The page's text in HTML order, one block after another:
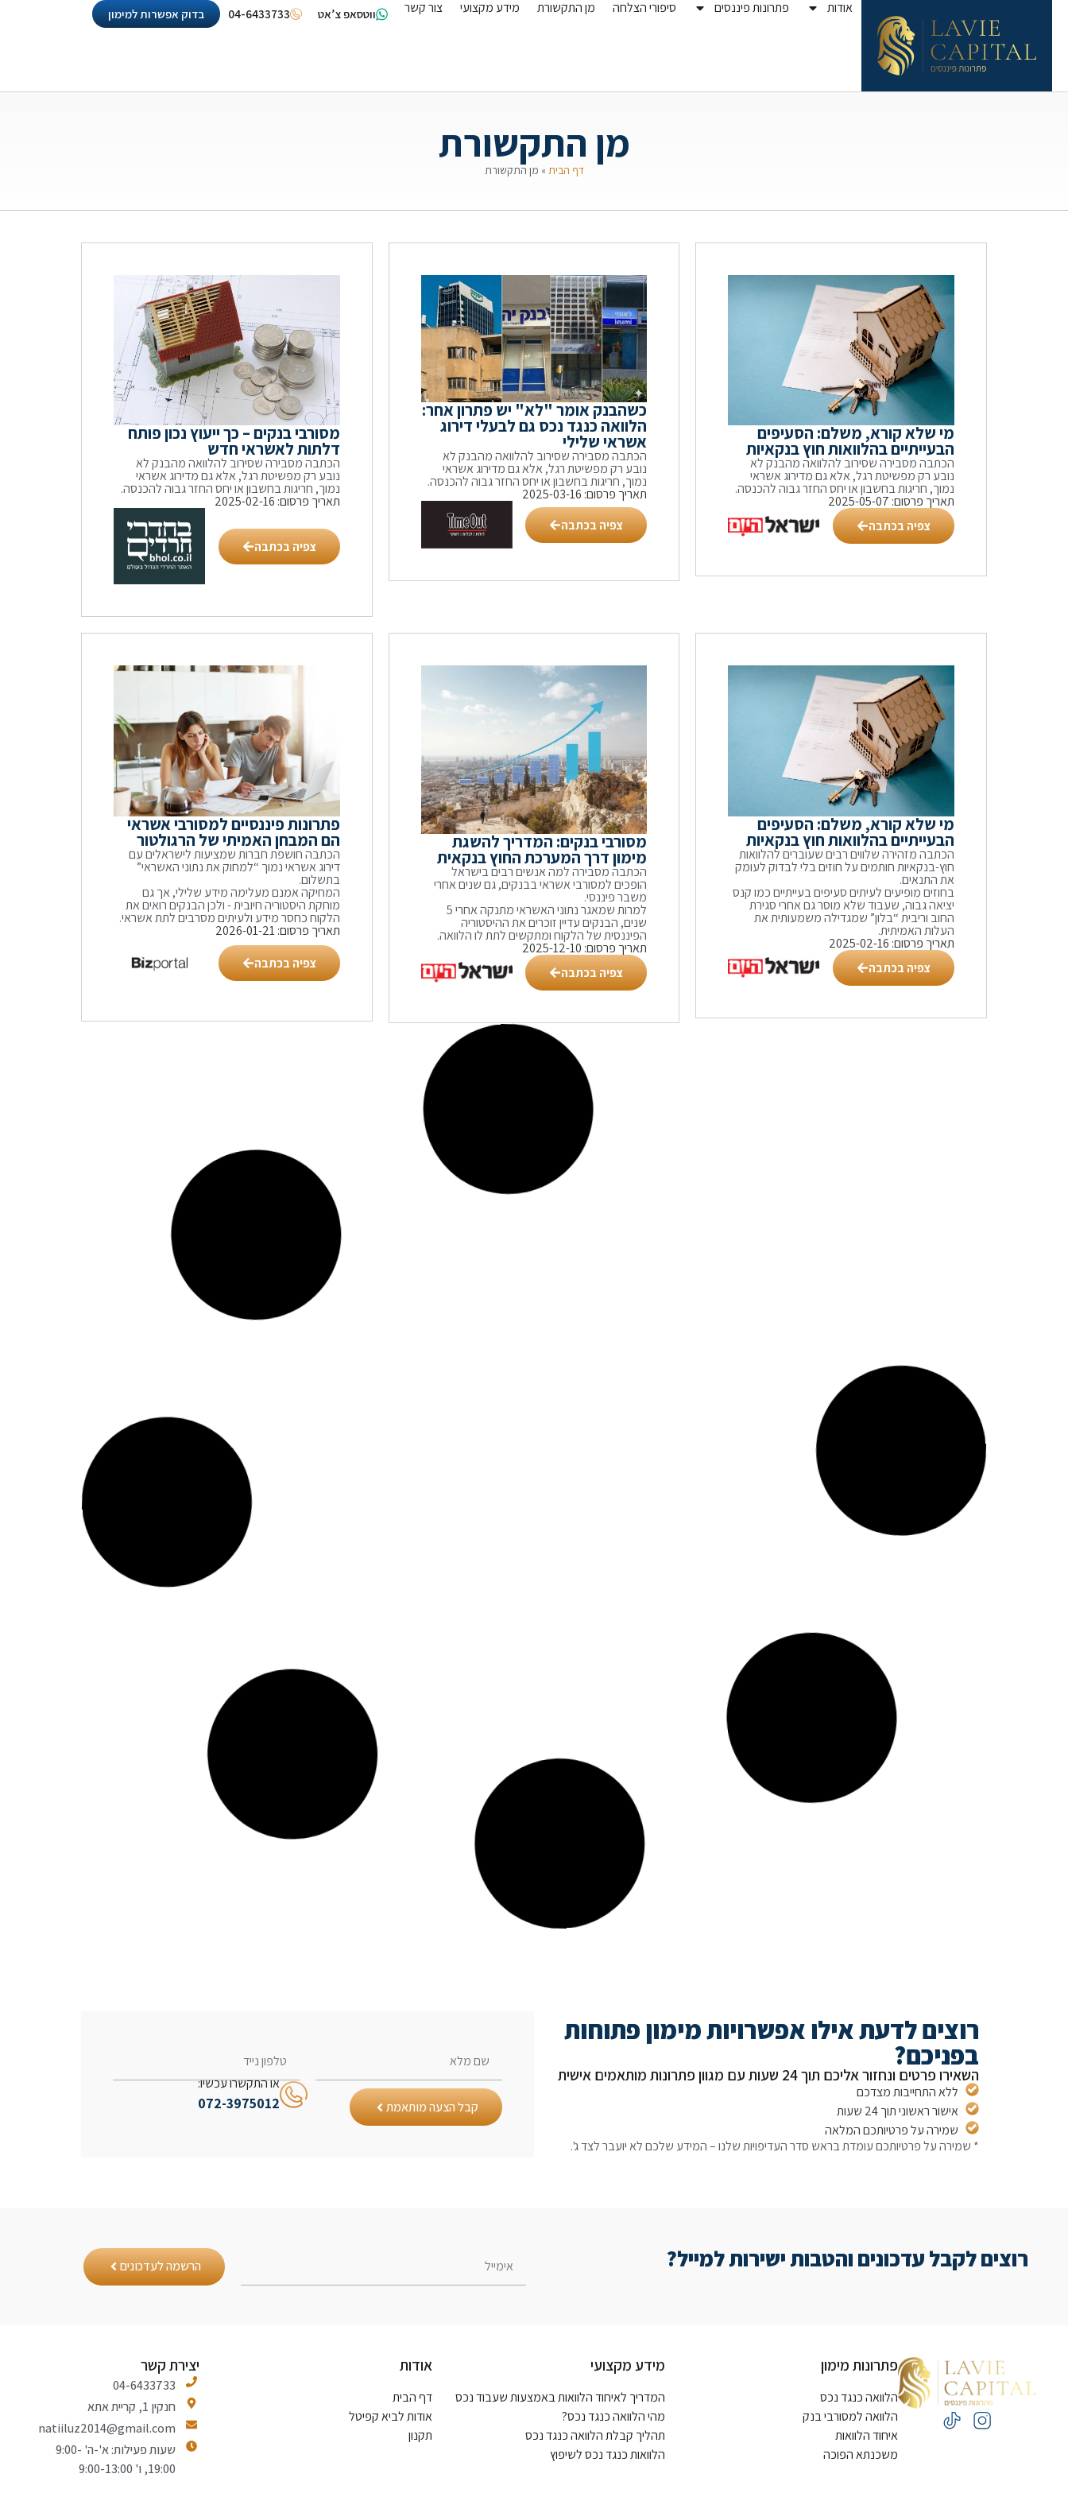
אודות פתרונות פיננסים סיפורי הצלחה מן התקשורת מידע מקצועי צור קשר ווטסאפ צ’אט 04-6433733 בדוק אפשרות למימון
מן התקשורת
דף הבית » מן התקשורת
מי שלא קורא, משלם: הסעיפים
הבעייתיים בהלוואות חוץ בנקאיות
הכתבה מסבירה שסירוב להלוואה מהבנק לא
נובע רק מפשיטת רגל, אלא גם מדירוג אשראי
נמוך, חריגות בחשבון או יחס החזר גבוה להכנסה.
תאריך פרסום: 2025-05-07
צפיה בכתבה
כשהבנק אומר "לא" יש פתרון אחר:
הלוואה כנגד נכס גם לבעלי דירוג
אשראי שלילי
הכתבה מסבירה שסירוב להלוואה מהבנק לא
נובע רק מפשיטת רגל, אלא גם מדירוג אשראי
נמוך, חריגות בחשבון או יחס החזר גבוה להכנסה.
תאריך פרסום: 2025-03-16
צפיה בכתבה
מסורבי בנקים – כך ייעוץ נכון פותח
דלתות לאשראי חדש
הכתבה מסבירה שסירוב להלוואה מהבנק לא
נובע רק מפשיטת רגל, אלא גם מדירוג אשראי
נמוך, חריגות בחשבון או יחס החזר גבוה להכנסה.
תאריך פרסום: 2025-02-16
צפיה בכתבה
מי שלא קורא, משלם: הסעיפים
הבעייתיים בהלוואות חוץ בנקאיות
הכתבה מזהירה שלווים רבים שעוברים להלוואות
חוץ-בנקאיות חותמים על חוזים בלי לבדוק לעומק
את התנאים.
בחוזים מופיעים לעיתים סעיפים בעייתיים כמו קנס
יציאה גבוה, שעבוד שלא מוסר גם אחרי סגירת
החוב וריבית “בלון” שמגדילה משמעותית את
העלות האמיתית.
תאריך פרסום: 2025-02-16
צפיה בכתבה
מסורבי בנקים: המדריך להשגת
מימון דרך המערכת החוץ בנקאית
הכתבה מסבירה למה אנשים רבים בישראל
הופכים למסורבי אשראי בבנקים, גם שנים אחרי
משבר פיננסי.
למרות שמאגר נתוני האשראי מתנקה אחרי 5
שנים, הבנקים עדיין זוכרים את ההיסטוריה
הפיננסית של הלקוח ומתקשים לתת לו הלוואה.
תאריך פרסום: 2025-12-10
צפיה בכתבה
פתרונות פיננסיים למסורבי אשראי
הם המבחן האמיתי של הרגולטור
הכתבה חושפת חברות שמציעות לישראלים עם
דירוג אשראי נמוך “למחוק את נתוני האשראי”
בתשלום.
המחיקה אמנם מעלימה מידע שלילי, אך גם
מוחקת היסטוריה חיובית - ולכן הבנקים רואים את
הלקוח כחסר מידע ולעיתים מסרבים לתת אשראי.
תאריך פרסום: 2026-01-21
צפיה בכתבה
רוצים לדעת אילו אפשרויות מימון פתוחות
בפניכם?
השאירו פרטים ונחזור אליכם תוך 24 שעות עם מגוון פתרונות מותאמים אישית
ללא התחייבות מצדכם
אישור ראשוני תוך 24 שעות
שמירה על פרטיותכם המלאה
* שמירה על פרטיותכם עומדת בראש סדר העדיפויות שלנו – המידע שלכם לא יועבר לצד ג'.
קבל הצעה מותאמת
או התקשרו עכשיו:
072-3975012
רוצים לקבל עדכונים והטבות ישירות למייל? הרשמה לעדכונים
פתרונות מימון
הלוואה כנגד נכס
הלוואה למסורבי בנק
איחוד הלוואות
משכנתא הפוכה
מידע מקצועי
המדריך לאיחוד הלוואות באמצעות שעבוד נכס
מהי הלוואה כנגד נכס?
תהליך קבלת הלוואה כנגד נכס
הלוואות כנגד נכס לשיפוץ
אודות
דף הבית
אודות לביא קפיטל
תקנון
יצירת קשר
04-6433733
חנקין 1, קריית אתא
natiiluz2014@gmail.com
שעות פעילות: א'-ה' 9:00-
19:00, ו' 9:00-13:00